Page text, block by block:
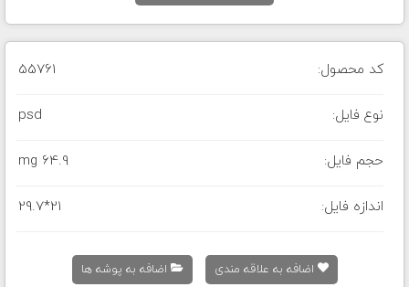
کد محصول: 55761
نوع فایل: psd
حجم فایل: 64.9 mg
اندازه فایل: 29.7*21
اضافه به علاقه مندی اضافه به پوشه ها